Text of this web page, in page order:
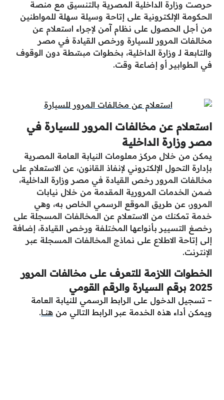
حرصت وزارة الداخلية المصرية بالتنسيق مع منصة
الحكومة الإلكترونية على إتاحة وسيلة سهلة للمواطنين
من أجل الحصول على نظام آمن لإجراء استعلام عن
مخالفات المرور للسيارة ورخص القيادة في مصر
والتابعة لـ وزارة الداخلية، بخطوات مبسّطة دون الوقوف
في الطوابير أو إضاعة وقت.
استعلام عن مخالفات المرور للسيارة في
مصر وزارة الداخلية
يمكن من خلال مركز معلومات النيابة العامة المصرية
بإدارة التحول الإلكتروني لإنفاذ القانون، عن الاستعلام على
مخالفات المرور رخص القيادة في مصر وزارة الداخلية،
ضمن الخدمات المرورية المقدمة من خلال نيابات
المرور، عن طريق الموقع الرسمي الخاص به، وهي
خدمة تمكنك من الاستعلام عن المخالفات المسجلة على
رخصغ التسيير بأنواعها المختلفة ورخص القيادة، إضافة
إلى إتاحة الاطلاع على نماذج المخالفات المسجلة عبر
الإنترنت.
الخطوات اللازمة للتعرف على مخالفات المرور
2025 برقم السيارة والرقم القومي
– تسجيل الدخول على الرابط الرسمي للنيابة العامة
ويمكن أداء هذه الخدمة عبر الرابط التالي من هنـــا.